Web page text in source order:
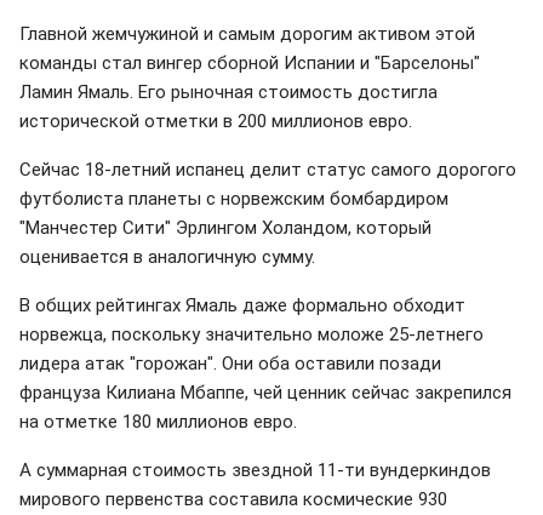
Главной жемчужиной и самым дорогим активом этой
команды стал вингер сборной Испании и "Барселоны"
Ламин Ямаль. Его рыночная стоимость достигла
исторической отметки в 200 миллионов евро.
Сейчас 18-летний испанец делит статус самого дорогого
футболиста планеты с норвежским бомбардиром
"Манчестер Сити" Эрлингом Холандом, который
оценивается в аналогичную сумму.
В общих рейтингах Ямаль даже формально обходит
норвежца, поскольку значительно моложе 25-летнего
лидера атак "горожан". Они оба оставили позади
француза Килиана Мбаппе, чей ценник сейчас закрепился
на отметке 180 миллионов евро.
А суммарная стоимость звездной 11-ти вундеркиндов
мирового первенства составила космические 930